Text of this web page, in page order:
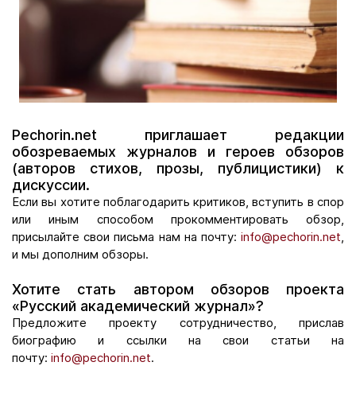
Pechorin.net приглашает редакции
обозреваемых журналов и героев обзоров
(авторов стихов, прозы, публицистики) к
дискуссии.
Если вы хотите поблагодарить критиков, вступить в спор
или иным способом прокомментировать обзор,
присылайте свои письма нам на почту: info@pechorin.net
и мы дополним обзоры.
Хотите стать автором обзоров проекта
«Русский академический журнал»?
Предложите проекту сотрудничество, прислав
биографию и ссылки на свои статьи на
почту: info@pechorin.net.